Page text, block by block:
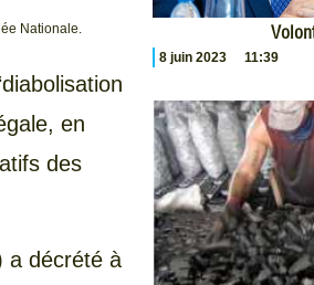
Nationale.
en
des
a décrété à
8 juin 2023 11:39